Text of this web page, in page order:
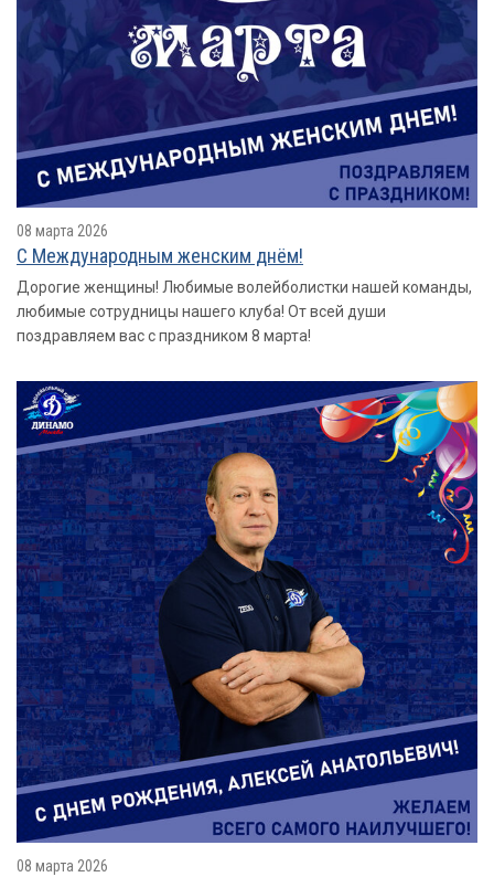
08 марта 2026
С Международным женским днём!
Дорогие женщины! Любимые волейболистки нашей команды,
любимые сотрудницы нашего клуба! От всей души
поздравляем вас с праздником 8 марта!
08 марта 2026